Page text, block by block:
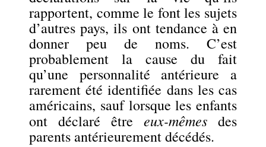
rapportent, comme le font les sujets
d’autres pays, ils ont tendance à en
donner peu de noms. C’est
probablement la cause du fait
qu’une personnalité antérieure a
rarement été identifiée dans les cas
américains, sauf lorsque les enfants
ont déclaré être eux-mêmesdes
parents antérieurement décédés.